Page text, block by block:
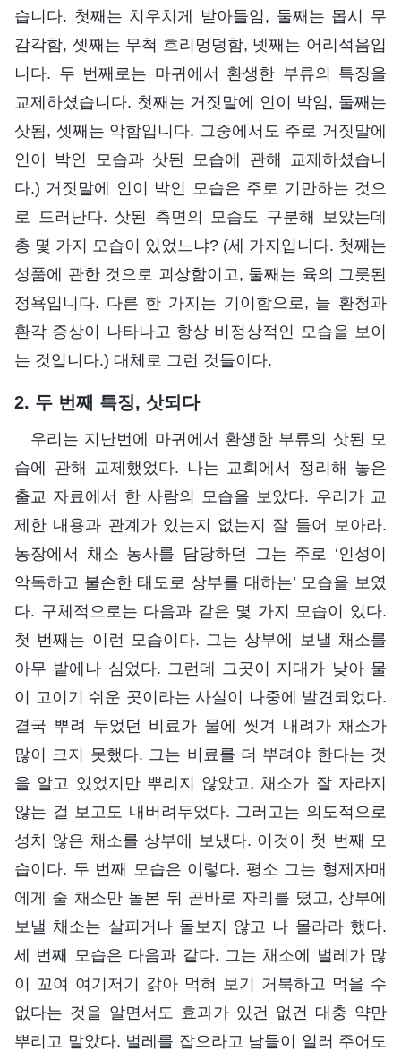
습니다. 첫째는 치우치게 받아들임, 둘째는 몹시 무
감각함, 셋째는 무척 흐리멍덩함, 넷째는 어리석음입
니다. 두 번째로는 마귀에서 환생한 부류의 특징을
교제하셨습니다. 첫째는 거짓말에 인이 박임, 둘째는
삿됨, 셋째는 악함입니다. 그중에서도 주로 거짓말에
인이 박인 모습과 삿된 모습에 관해 교제하셨습니
다.) 거짓말에 인이 박인 모습은 주로 기만하는 것으
로 드러난다. 삿된 측면의 모습도 구분해 보았는데
총 몇 가지 모습이 있었느냐? (세 가지입니다. 첫째는
성품에 관한 것으로 괴상함이고, 둘째는 육의 그릇된
정욕입니다. 다른 한 가지는 기이함으로, 늘 환청과
환각 증상이 나타나고 항상 비정상적인 모습을 보이
는 것입니다.) 대체로 그런 것들이다.
2. 두 번째 특징, 삿되다
우리는 지난번에 마귀에서 환생한 부류의 삿된 모
습에 관해 교제했었다. 나는 교회에서 정리해 놓은
출교 자료에서 한 사람의 모습을 보았다. 우리가 교
제한 내용과 관계가 있는지 없는지 잘 들어 보아라.
농장에서 채소 농사를 담당하던 그는 주로 ‘인성이
악독하고 불손한 태도로 상부를 대하는’ 모습을 보였
다. 구체적으로는 다음과 같은 몇 가지 모습이 있다.
첫 번째는 이런 모습이다. 그는 상부에 보낼 채소를
아무 밭에나 심었다. 그런데 그곳이 지대가 낮아 물
이 고이기 쉬운 곳이라는 사실이 나중에 발견되었다.
결국 뿌려 두었던 비료가 물에 씻겨 내려가 채소가
많이 크지 못했다. 그는 비료를 더 뿌려야 한다는 것
을 알고 있었지만 뿌리지 않았고, 채소가 잘 자라지
않는 걸 보고도 내버려두었다. 그러고는 의도적으로
성치 않은 채소를 상부에 보냈다. 이것이 첫 번째 모
습이다. 두 번째 모습은 이렇다. 평소 그는 형제자매
에게 줄 채소만 돌본 뒤 곧바로 자리를 떴고, 상부에
보낼 채소는 살피거나 돌보지 않고 나 몰라라 했다.
세 번째 모습은 다음과 같다. 그는 채소에 벌레가 많
이 꼬여 여기저기 갉아 먹혀 보기 거북하고 먹을 수
없다는 것을 알면서도 효과가 있건 없건 대충 약만
뿌리고 말았다. 벌레를 잡으라고 남들이 일러 주어도